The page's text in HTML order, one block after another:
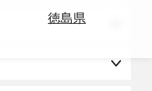
徳島県